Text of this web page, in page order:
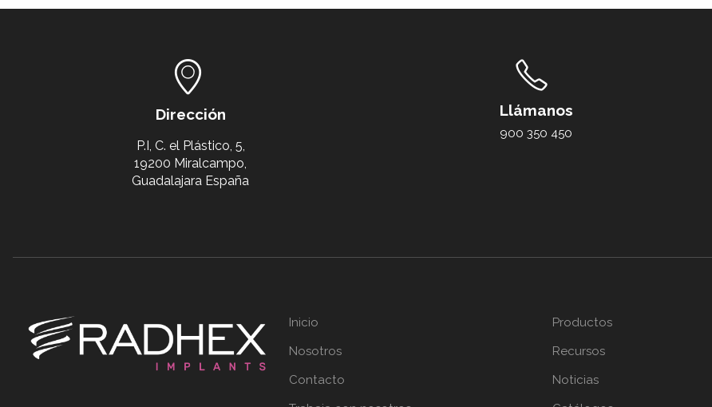
Dirección
P.I, C. el Plástico, 5,
19200 Miralcampo,
Guadalajara España
Llámanos
900 350 450
Inicio
Nosotros
Contacto
Productos
Recursos
Noticias